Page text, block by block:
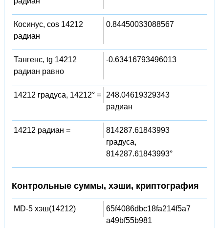
Косинус, cos 14212
радиан
0.84450033088567
Тангенс, tg 14212
радиан равно
-0.63416793496013
14212 градуса, 14212° =
248.04619329343
радиан
14212 радиан =
814287.61843993
градуса,
814287.61843993°
Контрольные суммы, хэши, криптография
MD-5 хэш(14212)
65f4086dbc18fa214f5a7
a49bf55b981